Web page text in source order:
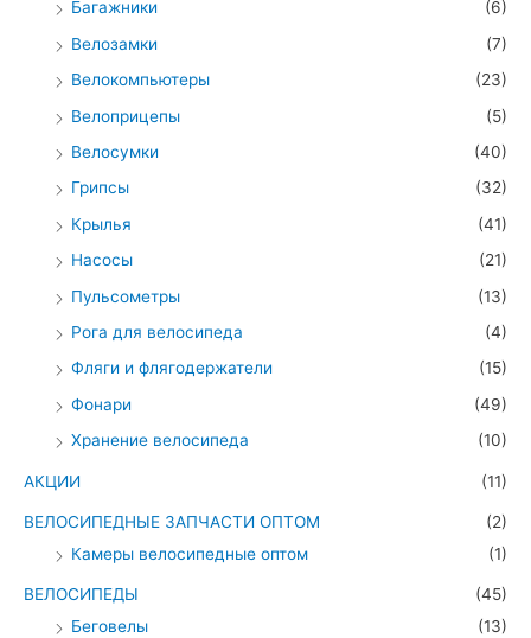
Багажники
(6)
Велозамки
(7)
Велокомпьютеры
(23)
Велоприцепы
(5)
Велосумки
(40)
Грипсы
(32)
Крылья
(41)
Насосы
(21)
Пульсометры
(13)
Рога для велосипеда
(4)
Фляги и флягодержатели
(15)
Фонари
(49)
Хранение велосипеда
(10)
АКЦИИ (11)
ВЕЛОСИПЕДНЫЕ ЗАПЧАСТИ ОПТОМ
(2)
Камеры велосипедные оптом
(1)
ВЕЛОСИПЕДЫ
(45)
Беговелы
(13)